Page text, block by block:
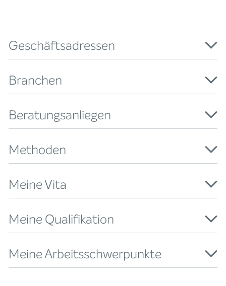
Geschäftsadressen
Branchen
Beratungsanliegen
Methoden
Meine Vita
Meine Qualifikation
Meine Arbeitsschwerpunkte